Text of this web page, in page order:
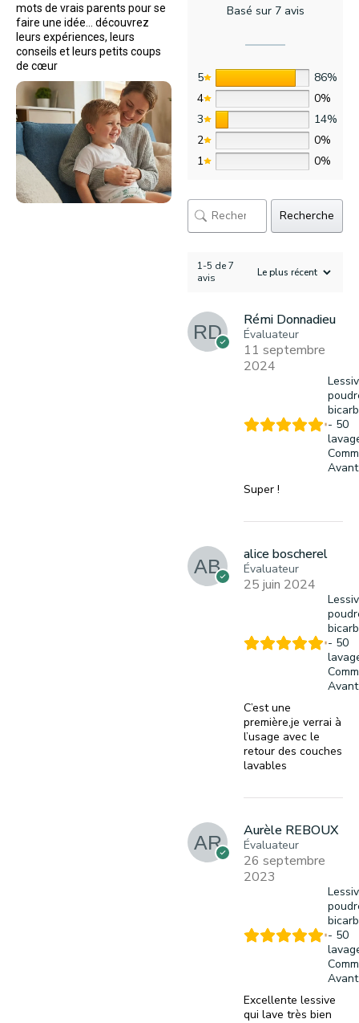
mots de vrais parents pour se
faire une idée… découvrez
leurs expériences, leurs
conseils et leurs petits coups
de cœur
Basé sur 7 avis
5
86%
4
0%
3
14%
2
0%
1
0%
Recherche
1-5 de 7
avis
Rémi Donnadieu
Évaluateur
11 septembre
2024
- 50
Avant
Super !
alice boscherel
Évaluateur
25 juin 2024
- 50
Avant
C’est une
première,je verrai à
l’usage avec le
retour des couches
lavables
Aurèle REBOUX
Évaluateur
26 septembre
2023
- 50
Avant
Excellente lessive
qui lave très bien